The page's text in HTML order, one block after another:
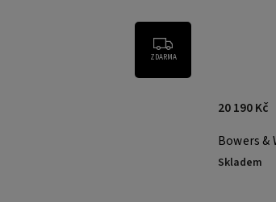
ZDARMA
Bowers &
Skladem
20 190 Kč